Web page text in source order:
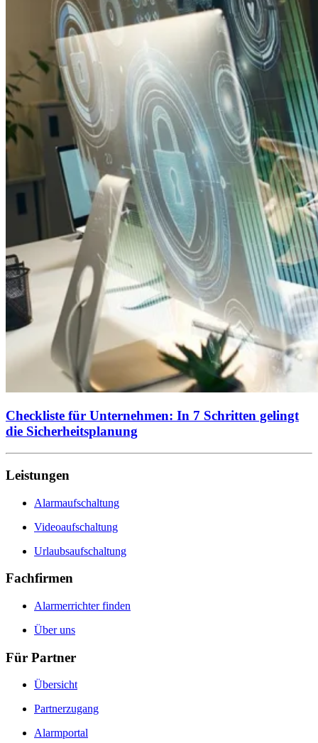
Checkliste für Unternehmen: In 7 Schritten gelingt
die Sicherheitsplanung
Leistungen
Alarmaufschaltung
Videoaufschaltung
Urlaubsaufschaltung
Fachfirmen
Alarmerrichter finden
Über uns
Für Partner
Übersicht
Partnerzugang
Alarmportal